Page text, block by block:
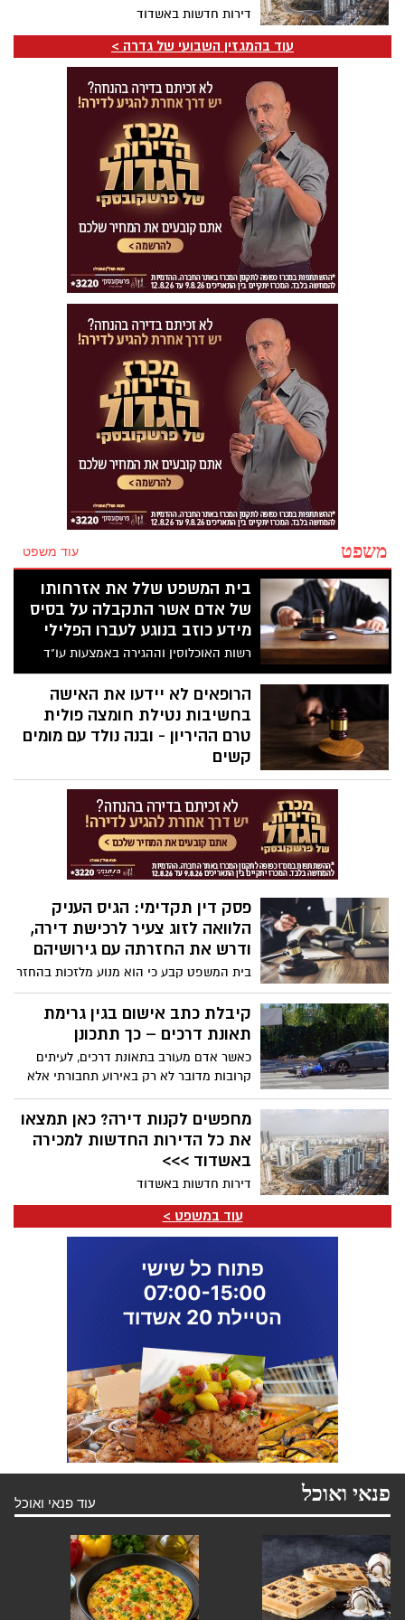
דירות חדשות באשדוד
עוד בהמגזין השבועי של גדרה >
משפט עוד משפט
בית המשפט שלל את אזרחותו
של אדם אשר התקבלה על בסיס
מידע כוזב בנוגע לעברו הפלילי
רשות האוכלוסין וההגירה באמצעות עו"ד
שיראל בן הרוש מפרקליטות מחוז דרום
(אזרחי) הגישה לבית המשפט בקשה לביטול
אזרחות של אדם שקיבל אזרחות מתוקף חוק
השבות, זאת לאחר שבמהלך ראיון לקבלת
האזרחות שיקר וטען כי התגרש מאשתו
השנייה, זאת על אף שהורשע ברציחתה וישב
תקופת מאסר ממושכת בכלא.
הרופאים לא יידעו את האישה
בחשיבות נטילת חומצה פולית
טרם ההיריון - ובנה נולד עם מומים
קשים
שתי סריקות אולטרסאונד יכלו לאתר את
המומים הקשים נערכו ברשלנות רבה, אחת
מהן ארכה 7 דקות בלבד(!) האם רופאי קופת
חולים 'כללית' אחראיים על מומיו הקשים של
ילד, בגלל שלא יידעו את אימו כי עליה ליטול
חומצה פולית למניעת מומים לפני ההיריון
מיליונים אותה הגישו הוריו של הילד, שנולד
עם נכויות קשות ביותר – נגד קופת חולים
'כללית' ונגד רופא הנשים שערך לאם את
סקירות ההיריון. התביעה הוגשה לאחרונה
הדין עדי וייס.
פסק דין תקדימי: הגיס העניק
הלוואה לזוג צעיר לרכישת דירה,
ודרש את החזרתה עם גירושיהם
בית המשפט קבע כי הוא מנוע מלזכות בהחזר
משום שפעל בחוסר תום לב, ולא התנגד בזמן
אמת להסכם הגירושין בין הצדדים.
קיבלת כתב אישום בגין גרימת
תאונת דרכים – כך תתכונן
כאשר אדם מעורב בתאונת דרכים, לעיתים
קרובות מדובר לא רק באירוע תחבורתי אלא
גם באירוע משפטי משמעותי.
מחפשים לקנות דירה? כאן תמצאו
את כל הדירות החדשות למכירה
באשדוד >>>
דירות חדשות באשדוד
עוד במשפט >
פנאי ואוכל עוד פנאי ואוכל